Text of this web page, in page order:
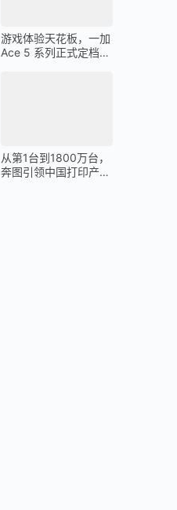
游戏体验天花板，一加
Ace 5 系列正式定档
从第1台到1800万台，
奔图引领中国打印产业